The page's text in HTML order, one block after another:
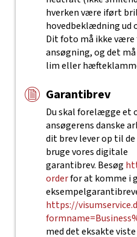
hverken være iført
hovedbeklædning ud
Dit foto må ikke
ansøgning, og det
lim eller
Garantibrev
Du skal forelægge et
ansøgerens danske
dit brev lever op til
bruge vores digitale
garantibrev. Besøg
orderfor at komme i
https://
med deteksakte